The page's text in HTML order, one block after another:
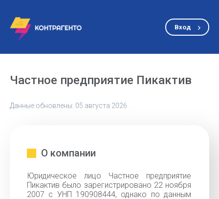
Вход
Частное предприятие Пикактив
Данные обновлены: 05 августа 2026
О компании
Юридическое лицо Частное предприятие
Пикактив было зарегистрировано 22 ноября
2007 с УНП 190908444, однако по данным